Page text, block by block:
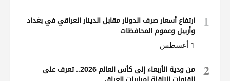
1
ارتفاع أسعار صرف الدولار مقابل الدينار العراقي في بغداد
وأربيل وعموم المحافظات
1 أغسطس
2
من ودية الأربعاء إلى كأس العالم 2026.. تعرف على